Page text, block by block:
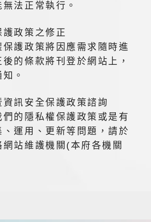
法正常執行。
政策之修正
護政策將因應需求隨時進
的條款將刊登於網站上，
。
資訊安全保護政策諮詢
的隱私權保護政策或是有
、運用、更新等問題，請於
網站維護機關(本府各機關